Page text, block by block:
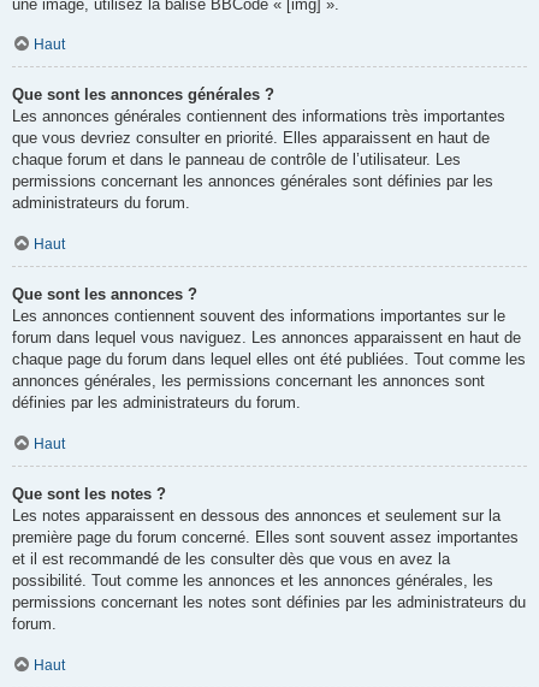
une image, utilisez la balise BBCode « [img] ».
Haut
Que sont les annonces générales ?
Les annonces générales contiennent des informations très importantes
que vous devriez consulter en priorité. Elles apparaissent en haut de
chaque forum et dans le panneau de contrôle de l’utilisateur. Les
permissions concernant les annonces générales sont définies par les
administrateurs du forum.
Haut
Que sont les annonces ?
Les annonces contiennent souvent des informations importantes sur le
forum dans lequel vous naviguez. Les annonces apparaissent en haut de
chaque page du forum dans lequel elles ont été publiées. Tout comme les
annonces générales, les permissions concernant les annonces sont
définies par les administrateurs du forum.
Haut
Que sont les notes ?
Les notes apparaissent en dessous des annonces et seulement sur la
première page du forum concerné. Elles sont souvent assez importantes
et il est recommandé de les consulter dès que vous en avez la
possibilité. Tout comme les annonces et les annonces générales, les
permissions concernant les notes sont définies par les administrateurs du
forum.
Haut